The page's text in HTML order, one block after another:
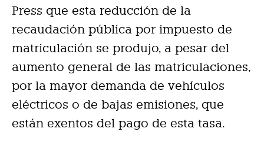
Press que esta reducción de la
recaudación pública por impuesto de
matriculación se produjo, a pesar del
aumento general de las matriculaciones,
por la mayor demanda de vehículos
eléctricos o de bajas emisiones, que
están exentos del pago de esta tasa.